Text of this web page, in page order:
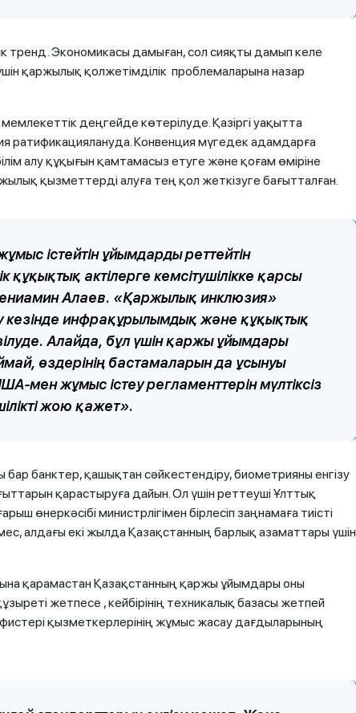
тренд. Экономикасы дамыған, сол сияқты дамып келе
қаржылық қолжетімділік проблемаларына назар
деңгейде көтерілуде. Қазіргі уақытта
ратификациялануда. Конвенция мүгедек адамдарға
алу құқығын қамтамасыз етуге және қоғам өміріне
қызметтерді алуға тең қол жеткізуге бағытталған.
істейтін ұйымдарды реттейтін
актілерге кемсітушілікке қарсы
Алаев. «Қаржылық инклюзия»
инфрақұрылымдық және құқықтық
Алайда, бұл үшін қаржы ұйымдары
өздерінің бастамаларын да ұсынуы
жұмыс істеу регламенттерін мүлтіксіз
жою қажет».
банктер, қашықтан сәйкестендіру, биометрияны енгізу
қарастыруға дайын. Ол үшін реттеуші Ұлттық
өнеркәсібі министрлігімен бірлесіп заңнамаға тиісті
алдағы екі жылда Қазақстанның барлық азаматтары үшін
қарамастан Қазақстанның қаржы ұйымдары оны
жетпесе , кейбірінің техникалық базасы жетпей
қызметкерлерінің жұмыс жасау дағдыларының